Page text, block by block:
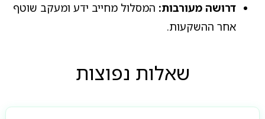
דרושה מעורבות: המסלול מחייב ידע ומעקב שוטף
אחר ההשקעות.
שאלות נפוצות